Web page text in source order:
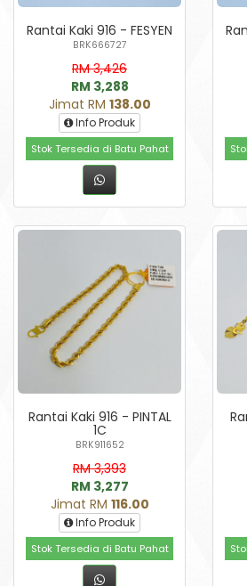
Rantai Kaki 916 - FESYEN
BRK666727
RM 3,426
RM 3,288
Jimat RM 138.00
Info Produk
Stok Tersedia di Batu Pahat
Rantai Kaki 916 - PINTAL
1C
BRK911652
RM 3,393
RM 3,277
Jimat RM 116.00
Info Produk
Stok Tersedia di Batu Pahat